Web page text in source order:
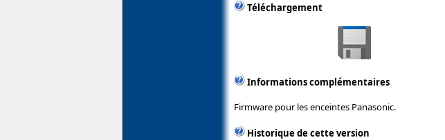
Téléchargement
Informations complémentaires
Firmware pour les enceintes Panasonic.
Historique de cette version